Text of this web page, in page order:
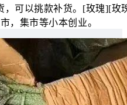
，可以挑款补货。[玫瑰][
，集市等小本创业。